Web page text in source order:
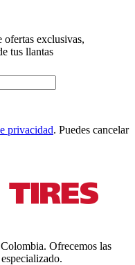
ofertas exclusivas,
tus llantas
privacidad. Puedes cancelar
Ofrecemos las